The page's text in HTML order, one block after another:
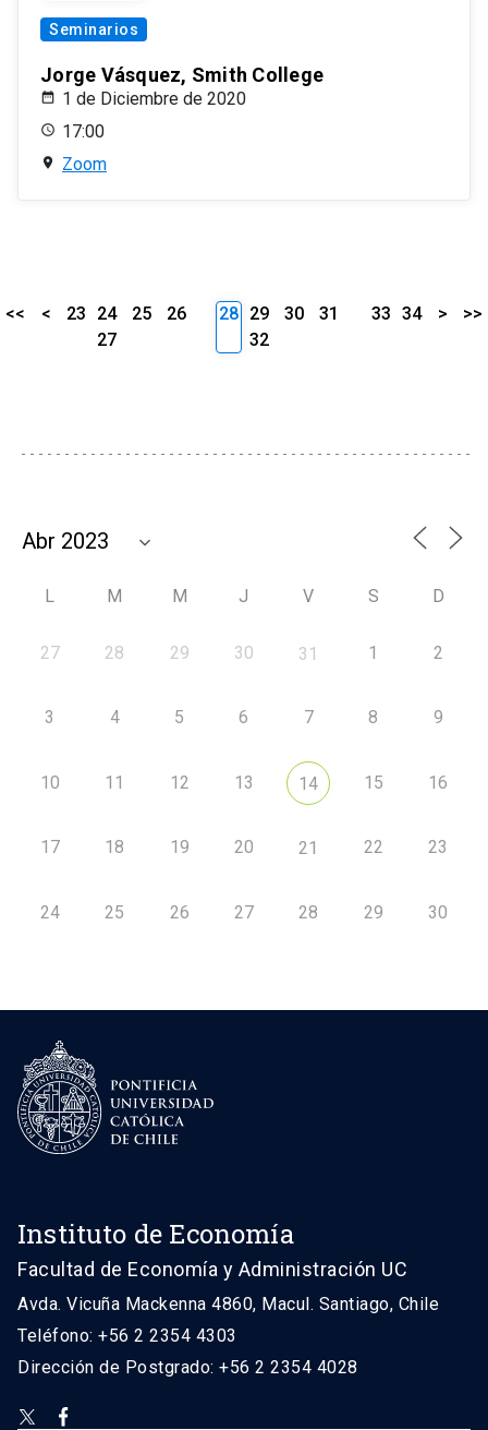
Seminarios
Jorge Vásquez, Smith College
1 de Diciembre de 2020
17:00
Zoom
<< < 23 24 25
26
27
28 29 30
31
32
33 34 > >>
L M M J V S D
27 28 29 30 31 1 2
3 4 5 6 7 8 9
10 11 12 13 14 15 16
17 18 19 20 21 22 23
24 25 26 27 28 29 30
Instituto de Economía
Facultad de Economía y Administración UC
Avda. Vicuña Mackenna 4860, Macul. Santiago, Chile
Teléfono: +56 2 2354 4303
Dirección de Postgrado: +56 2 2354 4028